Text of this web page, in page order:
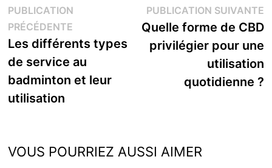
Navigation
de
l’article
PUBLICATION
PRÉCÉDENTEPublication
précédente :
Les différents types
de service au
badminton et leur
utilisation
PUBLICATION SUIVANTE
Quelle forme de CBD
privilégier pour une
utilisation
quotidienne ?
VOUS POURRIEZ AUSSI AIMER